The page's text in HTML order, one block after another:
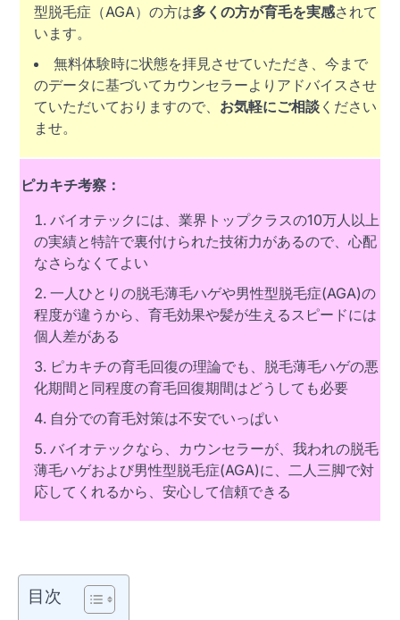
型脱毛症（AGA）の方は多くの方が育毛を実感されて
います。
無料体験時に状態を拝見させていただき、今まで
のデータに基づいてカウンセラーよりアドバイスさせ
ていただいておりますので、 お気軽にご相談 ください
ませ。
ピカキチ考察：
バイオテックには、業界トップクラスの10万人以上
の実績と特許で裏付けられた技術力があるので、心配
なさらなくてよい
一人ひとりの脱毛薄毛ハゲや男性型脱毛症(AGA)の
程度が違うから、育毛効果や髪が生えるスピードには
個人差がある
ピカキチの育毛回復の理論でも、脱毛薄毛ハゲの悪
化期間と同程度の育毛回復期間はどうしても必要
自分での育毛対策は不安でいっぱい
バイオテックなら、カウンセラーが、我われの脱毛
薄毛ハゲおよび男性型脱毛症(AGA)に、二人三脚で対
応してくれるから、安心して信頼できる
目次